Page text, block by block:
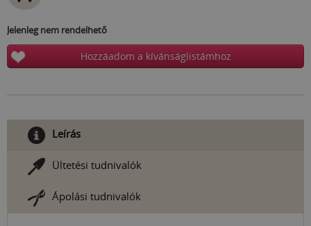
Jelenleg nem rendelhető
Hozzáadom a kívánságlistámhoz
Leírás
Ültetési tudnivalók
Ápolási tudnivalók